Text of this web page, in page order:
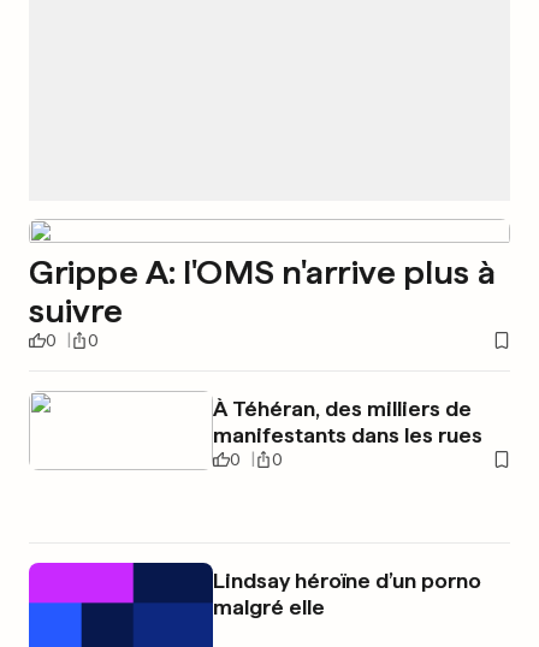
Grippe A: l'OMS n'arrive plus à
suivre
0 0
À Téhéran, des milliers de
manifestants dans les rues
0 0
Lindsay héroïne d’un porno
malgré elle